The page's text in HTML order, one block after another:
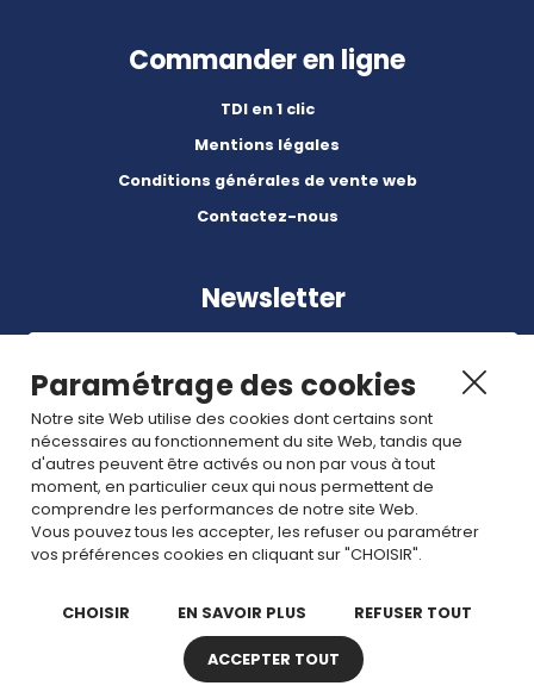
Commander en ligne
TDI en 1 clic
Mentions légales
Conditions générales de vente web
Contactez-nous
Newsletter
Abonnez-vous à nos dernières nouvelles et articles.
Rejoignez nous
Copyright © 2026 TDI. Tous droits réservés. -
Paramétrage des cookies
Notre site Web utilise des cookies dont certains sont
nécessaires au fonctionnement du site Web, tandis que
d'autres peuvent être activés ou non par vous à tout
moment, en particulier ceux qui nous permettent de
comprendre les performances de notre site Web.
Vous pouvez tous les accepter, les refuser ou paramétrer
vos préférences cookies en cliquant sur "CHOISIR".
CHOISIR EN SAVOIR PLUS REFUSER TOUT
ACCEPTER TOUT